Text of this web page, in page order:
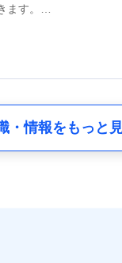
、性別、保険契約者と
や走行距離などの情
ます。…
・情報をもっと